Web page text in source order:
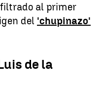
filtrado al primer
del 'chupinazo'
de la